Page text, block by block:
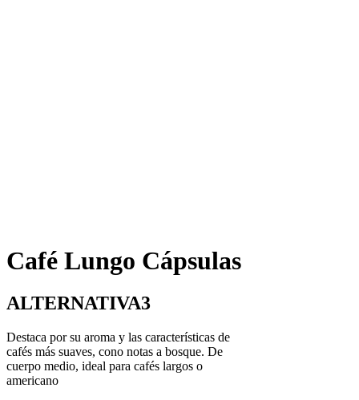
Café Lungo Cápsulas
ALTERNATIVA3
Destaca por su aroma y las características de
cafés más suaves, cono notas a bosque. De
cuerpo medio, ideal para cafés largos o
americano